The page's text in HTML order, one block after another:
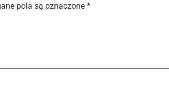
pola są oznaczone *